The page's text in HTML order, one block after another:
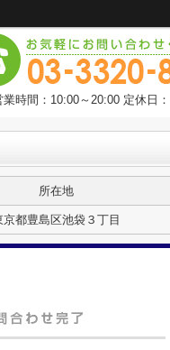
業時間：10:00～20:00 定休日
所在地
京都豊島区池袋３丁目